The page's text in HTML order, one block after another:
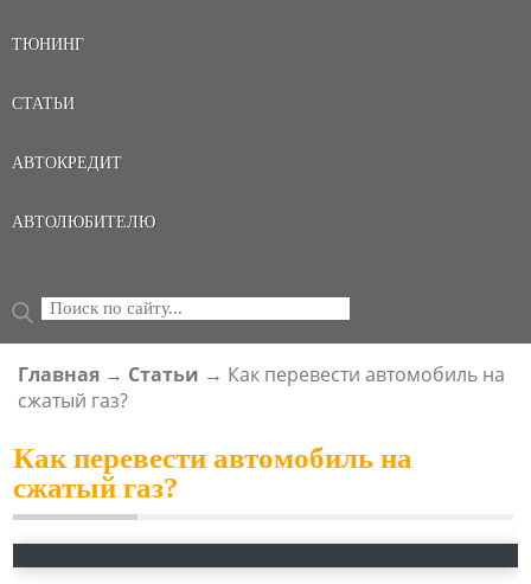
ТЮНИНГ
СТАТЬИ
АВТОКРЕДИТ
АВТОЛЮБИТЕЛЮ
ФОРМА ПОИСКА
Поиск
ВЫ ЗДЕСЬ
Главная → Статьи → Как перевести автомобиль на
сжатый газ?
Как перевести автомобиль на
сжатый газ?